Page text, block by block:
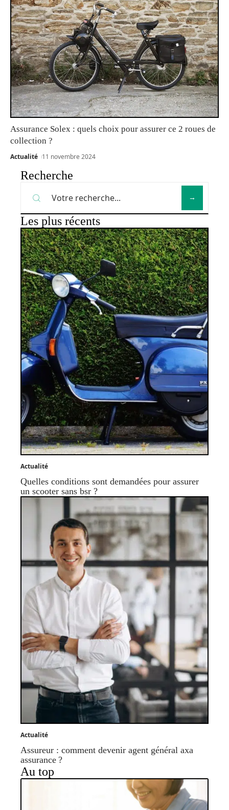
Assurance Solex : quels choix pour assurer ce 2 roues de
collection ?
Actualité 11 novembre 2024
Recherche
Les plus récents
Actualité
Quelles conditions sont demandées pour assurer
un scooter sans bsr ?
Actualité
Assureur : comment devenir agent général axa
assurance ?
Au top